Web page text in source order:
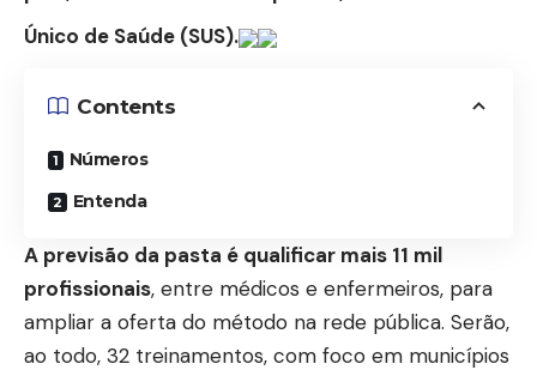
Único de Saúde (SUS).
Contents
Números
Entenda
A previsão da pasta é qualificar mais 11 mil
profissionais, entre médicos e enfermeiros, para
ampliar a oferta do método na rede pública. Serão,
ao todo, 32 treinamentos, com foco em municípios